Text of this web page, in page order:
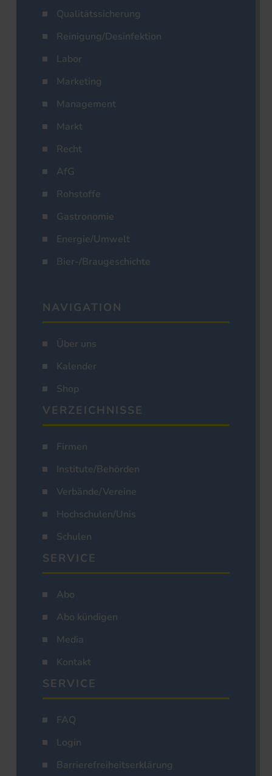
Qualitätssicherung
Reinigung/Desinfektion
Labor
Marketing
Management
Markt
Recht
AfG
Rohstoffe
Gastronomie
Energie/Umwelt
Bier-/Braugeschichte
NAVIGATION
Über uns
Kalender
Shop
VERZEICHNISSE
Firmen
Institute/Behörden
Verbände/Vereine
Hochschulen/Unis
Schulen
SERVICE
Abo
Abo kündigen
Media
Kontakt
SERVICE
FAQ
Login
Barrierefreiheitserklärung